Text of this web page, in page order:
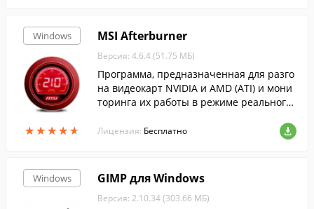
Windows
★★★★★
★★★★★
MSI Afterburner
Версия: 4.6.4 (51.75 МБ)
Программа, предназначенная для разго
на видеокарт NVIDIA и AMD (ATI) и мони
торинга их работы в режиме реального
Лицензия: Бесплатно
Windows GIMP для Windows
Версия: 2.10.34 (303.66 МБ)